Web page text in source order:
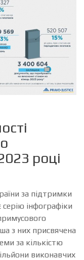
році
за підтримки
інфографіки
з них присвячена
за кількістю
виконавчих